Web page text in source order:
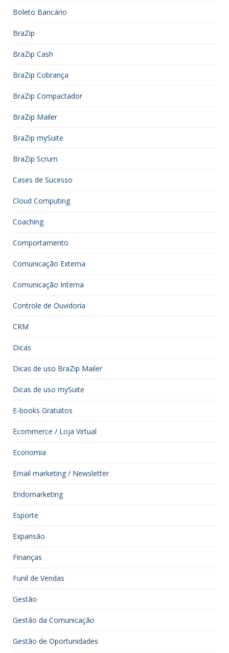
Boleto Bancário
BraZip
BraZip Cash
BraZip Cobrança
BraZip Compactador
BraZip Mailer
BraZip mySuite
BraZip Scrum
Cases de Sucesso
Cloud Computing
Coaching
Comportamento
Comunicação Externa
Comunicação Interna
Controle de Ouvidoria
CRM
Dicas
Dicas de uso BraZip Mailer
Dicas de uso mySuite
E-books Gratuitos
Ecommerce / Loja Virtual
Economia
Email marketing / Newsletter
Endomarketing
Esporte
Expansão
Finanças
Funil de Vendas
Gestão
Gestão da Comunicação
Gestão de Oportunidades